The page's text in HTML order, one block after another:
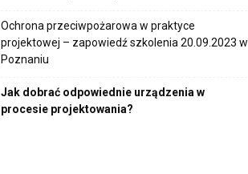
Ochrona przeciwpożarowa w praktyce
projektowej – zapowiedź szkolenia 20.09.2023 w
Poznaniu
Jak dobrać odpowiednie urządzenia w
procesie projektowania?